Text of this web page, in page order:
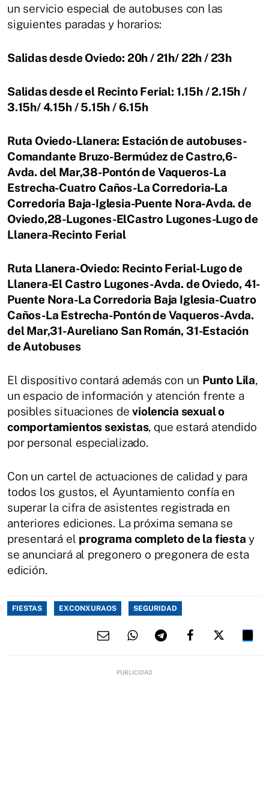
un servicio especial de autobuses con las
siguientes paradas y horarios:
Salidas desde Oviedo: 20h / 21h/ 22h / 23h
Salidas desde el Recinto Ferial: 1.15h / 2.15h /
3.15h/ 4.15h / 5.15h / 6.15h
Ruta Oviedo-Llanera: Estación de autobuses-
Comandante Bruzo-Bermúdez de Castro,6-
Avda. del Mar,38-Pontón de Vaqueros-La
Estrecha-Cuatro Caños-La Corredoria-La
Corredoria Baja-Iglesia-Puente Nora-Avda. de
Oviedo,28-Lugones-ElCastro Lugones-Lugo de
Llanera-Recinto Ferial
Ruta Llanera-Oviedo: Recinto Ferial-Lugo de
Llanera-El Castro Lugones-Avda. de Oviedo, 41-
Puente Nora-La Corredoria Baja Iglesia-Cuatro
Caños-La Estrecha-Pontón de Vaqueros-Avda.
del Mar,31-Aureliano San Román, 31-Estación
de Autobuses
El dispositivo contará además con un Punto Lila,
un espacio de información y atención frente a
posibles situaciones deviolencia sexual o
comportamientos sexistas, que estará atendido
por personal especializado.
Con un cartel de actuaciones de calidad y para
todos los gustos, el Ayuntamiento confía en
superar la cifra de asistentes registrada en
anteriores ediciones. La próxima semana se
presentará el programa completo de la fiesta y
se anunciará al pregonero o pregonera de esta
edición.
FIESTAS EXCONXURAOS SEGURIDAD